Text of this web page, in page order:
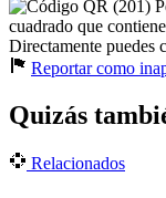
cuadrado que
Directamente puedes
Reportar como
Quizás
Relacionados